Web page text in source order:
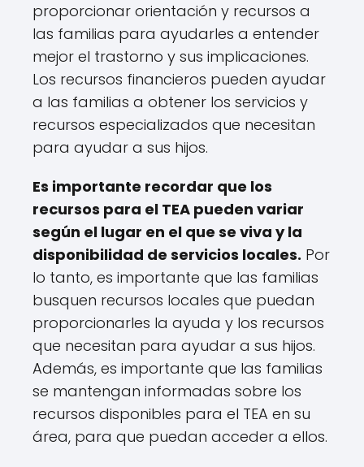
proporcionar orientación y recursos a
las familias para ayudarles a entender
mejor el trastorno y sus implicaciones.
Los recursos financieros pueden ayudar
a las familias a obtener los servicios y
recursos especializados que necesitan
para ayudar a sus hijos.
Es importante recordar que los
recursos para el TEA pueden variar
según el lugar en el que se viva y la
disponibilidad de servicios locales. Por
lo tanto, es importante que las familias
busquen recursos locales que puedan
proporcionarles la ayuda y los recursos
que necesitan para ayudar a sus hijos.
Además, es importante que las familias
se mantengan informadas sobre los
recursos disponibles para el TEA en su
área, para que puedan acceder a ellos.